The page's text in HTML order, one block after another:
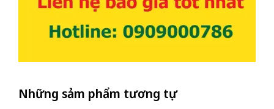
Những sảm phẩm tương tự